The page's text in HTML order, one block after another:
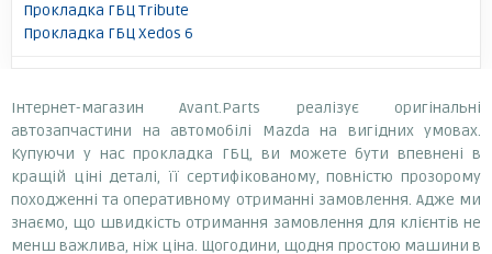
Прокладка ГБЦ Tribute
Прокладка ГБЦ Xedos 6
Інтернет-магазин Avant.Parts реалізує оригінальні
автозапчастини на автомобілі Mazda на вигідних умовах.
Купуючи у нас прокладка ГБЦ, ви можете бути впевнені в
кращій ціні деталі, її сертифікованому, повністю прозорому
походженні та оперативному отриманні замовлення. Адже ми
знаємо, що швидкість отримання замовлення для клієнтів не
менш важлива, ніж ціна. Щогодини, щодня простою машини в